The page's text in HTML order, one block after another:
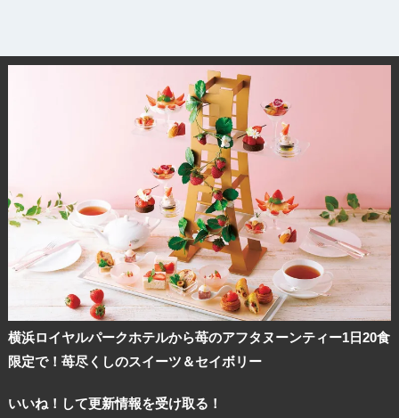
横浜ロイヤルパークホテルから苺のアフタヌーンティー1日20食
限定で！苺尽くしのスイーツ＆セイボリー
いいね！して更新情報を受け取る！